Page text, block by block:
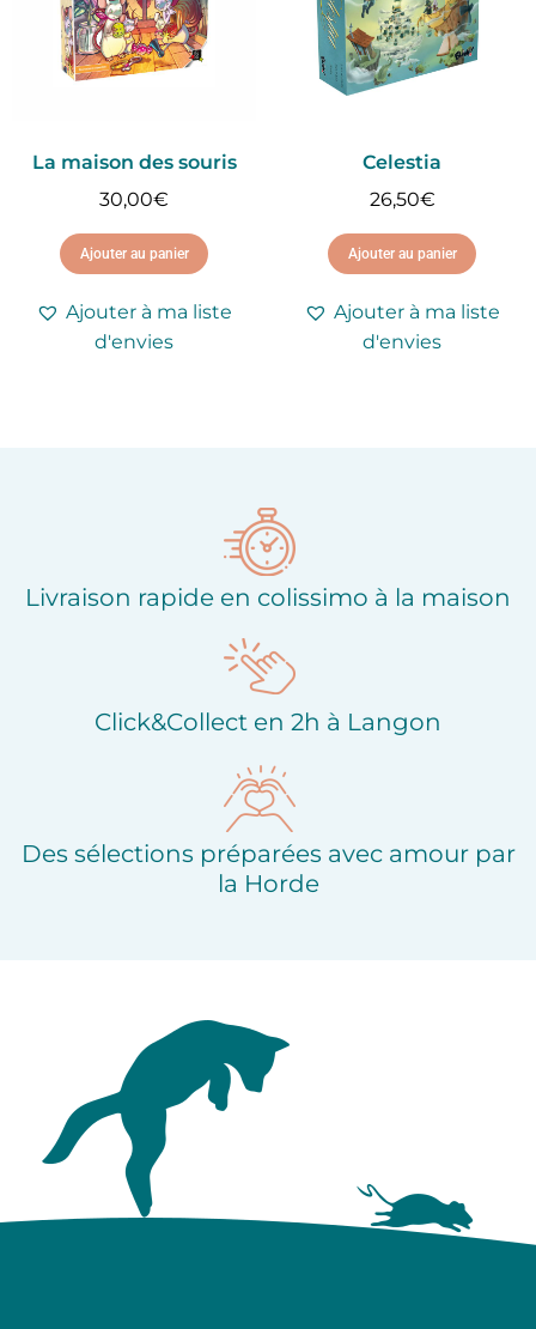
La maison des souris
30,00€
Ajouter au panier
Ajouter à ma liste
d'envies
Celestia
26,50€
Ajouter au panier
Ajouter à ma liste
d'envies
Livraison rapide en colissimo à la maison
Click&Collect en 2h à Langon
Des sélections préparées avec amour par
la Horde